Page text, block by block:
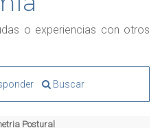
o experiencias con otros
Buscar
Postural